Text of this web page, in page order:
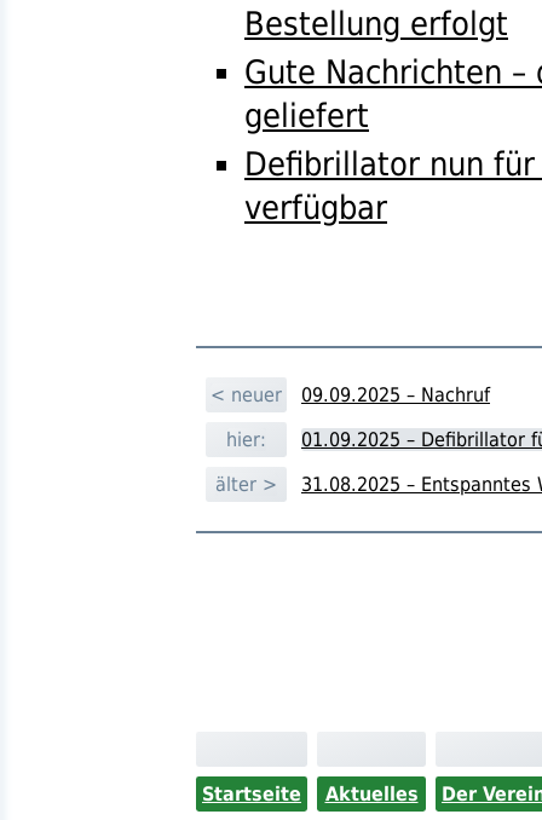
Bestellung erfolgt
Gute Nachrichten
geliefert
Defibrillator nun
verfügbar
< neuer
09.09.2025 – Nachruf
hier:
01.09.2025 – Defibrillator
älter >
31.08.2025 –
Startseite Aktuelles Der